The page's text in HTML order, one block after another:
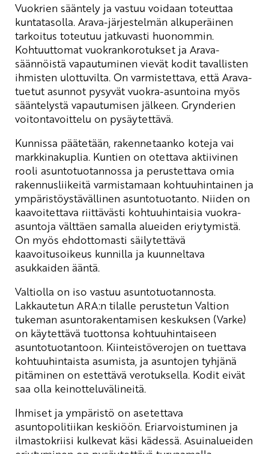
Vuokrien sääntely ja vastuu voidaan toteuttaa
kuntatasolla. Arava-järjestelmän alkuperäinen
tarkoitus toteutuu jatkuvasti huonommin.
Kohtuuttomat vuokrankorotukset ja Arava-
säännöistä vapautuminen vievät kodit tavallisten
ihmisten ulottuvilta. On varmistettava, että Arava-
tuetut asunnot pysyvät vuokra-asuntoina myös
sääntelystä vapautumisen jälkeen. Grynderien
voitontavoittelu on pysäytettävä.
Kunnissa päätetään, rakennetaanko koteja vai
markkinakuplia. Kuntien on otettava aktiivinen
rooli asuntotuotannossa ja perustettava omia
rakennusliikeitä varmistamaan kohtuuhintainen ja
ympäristöystävällinen asuntotuotanto. Niiden on
kaavoitettava riittävästi kohtuuhintaisia vuokra-
asuntoja välttäen samalla alueiden eriytymistä.
On myös ehdottomasti säilytettävä
kaavoitusoikeus kunnilla ja kuunneltava
asukkaiden ääntä.
Valtiolla on iso vastuu asuntotuotannosta.
Lakkautetun ARA:n tilalle perustetun Valtion
tukeman asuntorakentamisen keskuksen (Varke)
on käytettävä tuottonsa kohtuuhintaiseen
asuntotuotantoon. Kiinteistöverojen on tuettava
kohtuuhintaista asumista, ja asuntojen tyhjänä
pitäminen on estettävä verotuksella. Kodit eivät
saa olla keinotteluvälineitä.
Ihmiset ja ympäristö on asetettava
asuntopolitiikan keskiöön. Eriarvoistuminen ja
ilmastokriisi kulkevat käsi kädessä. Asuinalueiden